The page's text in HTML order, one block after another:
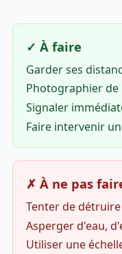
✓ À faire
Garder ses
Photographier de
Signaler
Faire intervenir
✗ À ne pas
Tenter de
Asperger d'eau,
Utiliser une